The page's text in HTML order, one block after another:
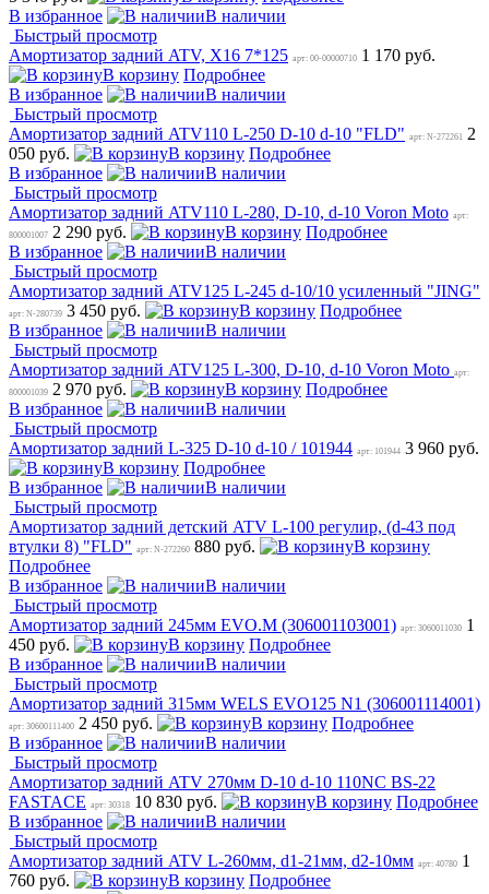
В избранное
В наличии
Быстрый просмотр
Амортизатор задний ATV, Х16 7*125 арт: 00-00000710 1 170 руб.
В корзину Подробнее
В избранное
В наличии
Быстрый просмотр
Амортизатор задний ATV110 L-250 D-10 d-10 "FLD" арт: N-272261 2
050 руб.
В корзину Подробнее
В избранное
В наличии
Быстрый просмотр
Амортизатор задний ATV110 L-280, D-10, d-10 Voron Moto арт:
800001007 2 290 руб. В корзину Подробнее
В избранное
В наличии
Быстрый просмотр
Амортизатор задний ATV125 L-245 d-10/10 усиленный "JING"
арт: N-280739 3 450 руб. В корзину Подробнее
В избранное
В наличии
Быстрый просмотр
Амортизатор задний ATV125 L-300, D-10, d-10 Voron Moto арт:
800001039 2 970 руб. В корзину Подробнее
В избранное
В наличии
Быстрый просмотр
Амортизатор задний L-325 D-10 d-10 / 101944 арт: 101944 3 960 руб.
В корзину Подробнее
В избранное
В наличии
Быстрый просмотр
Амортизатор задний детский ATV L-100 регулир, (d-43 под
втулки 8) "FLD" арт: N-272260 880 руб.
В корзину
Подробнее
В избранное
В наличии
Быстрый просмотр
Амортизатор задний 245мм EVO.M (306001103001) арт: 3060011030 1
450 руб.
В корзину Подробнее
В избранное
В наличии
Быстрый просмотр
Амортизатор задний 315мм WELS EVO125 N1 (306001114001)
арт: 30600111400 2 450 руб. В корзину Подробнее
В избранное
В наличии
Быстрый просмотр
Амортизатор задний ATV 270мм D-10 d-10 110NC BS-22
FASTACE арт: 30318 10 830 руб. В корзину Подробнее
В избранное
В наличии
Быстрый просмотр
Амортизатор задний ATV L-260мм, d1-21мм, d2-10мм арт: 40780 1
760 руб.
В корзину Подробнее